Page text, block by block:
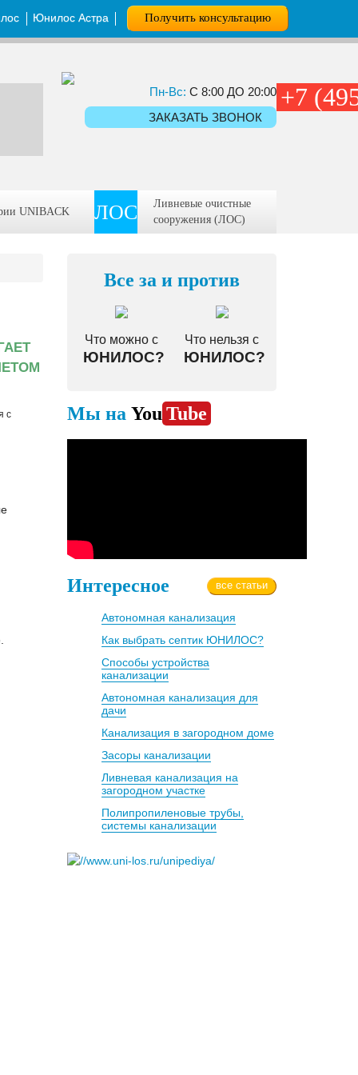
Юнилос Астра Получить консультацию
+7
Пн-Вс: С 8:00 ДО 20:00
ЗАКАЗАТЬ ЗВОНОК
UNIBACK ЛОС
Ливневые очистные
сооружения (ЛОС)
с
Все за и против
Что можно с
ЮНИЛОС?
Что нельзя с
ЮНИЛОС?
Мы на You Tube
все статьи
Интересное
Автономная канализация
Как выбрать септик ЮНИЛОС?
Способы устройства
канализации
Автономная канализация для
дачи
Канализация в загородном доме
Засоры канализации
Ливневая канализация на
загородном участке
Полипропиленовые трубы,
системы канализации